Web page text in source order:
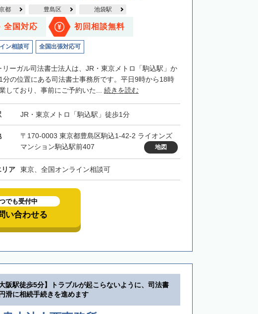
都 豊島区 池袋駅
全国対応 初回相談無料
ン相談可 全国出張対応可
リーガル司法書士法人は、JR・東京メトロ「駒込駅」か
分の位置にある司法書士事務所です。平日9時から18時
しており、事前にご予約いた... 続きを読む
JR・東京メトロ「駒込駅」徒歩1分
〒170-0003 東京都豊島区駒込1-42-2 ライオンズ
マンション駒込駅前407
地図
リア 東京、全国オンライン相談可
でも受付中
い合わせる
大阪駅徒歩5分】トラブルが起こらないように、司法書
滑に相続手続きを進めます